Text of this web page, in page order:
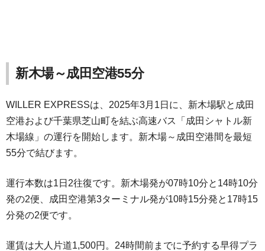
新木場～成田空港55分
WILLER EXPRESSは、2025年3月1日に、新木場駅と成田
空港および千葉県芝山町を結ぶ高速バス「成田シャトル新
木場線」の運行を開始します。新木場～成田空港間を最短
55分で結びます。
運行本数は1日2往復です。新木場発が07時10分と14時10分
発の2便、成田空港第3ターミナル発が10時15分発と17時15
分発の2便です。
運賃は大人片道1,500円。24時間前までに予約する早得プラ